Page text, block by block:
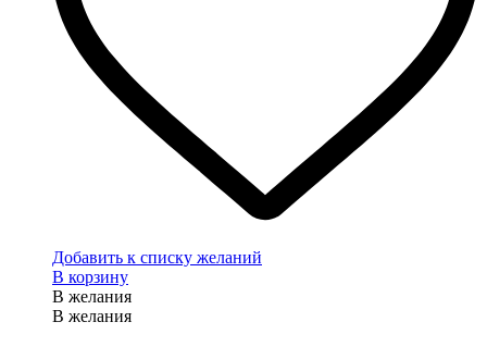
Добавить к списку желаний
В корзину
В желания
В желания